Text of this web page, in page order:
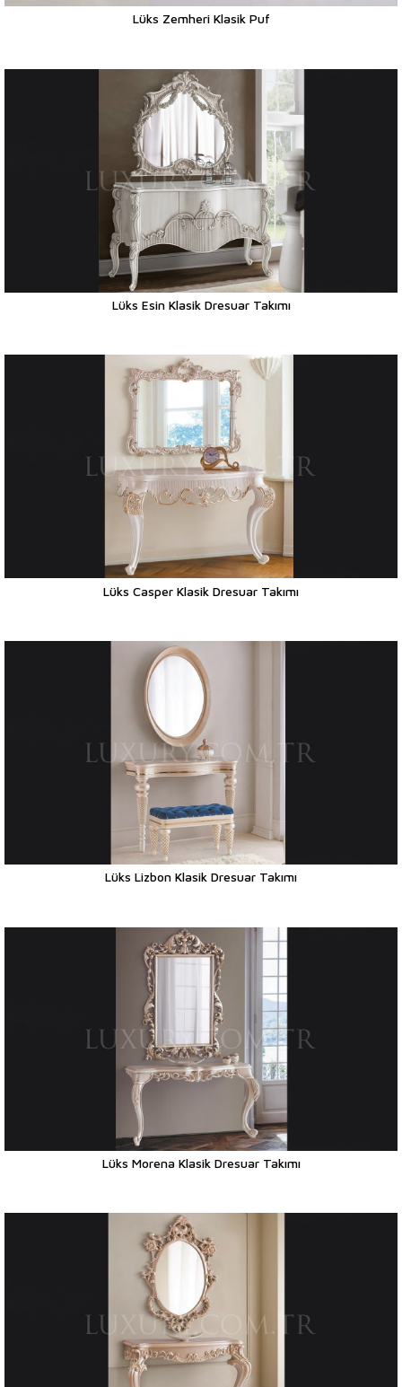
Lüks Zemheri Klasik Puf
Lüks Esin Klasik Dresuar Takımı
Lüks Casper Klasik Dresuar Takımı
Lüks Lizbon Klasik Dresuar Takımı
Lüks Morena Klasik Dresuar Takımı